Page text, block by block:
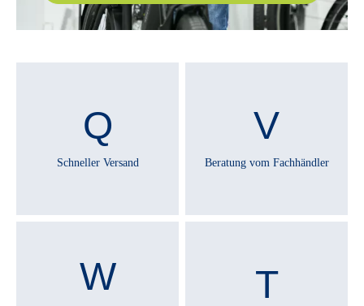
Schneller Versand Beratung vom Fachhändler